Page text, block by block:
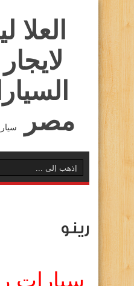
العلا
مصر
رينو
سيارات